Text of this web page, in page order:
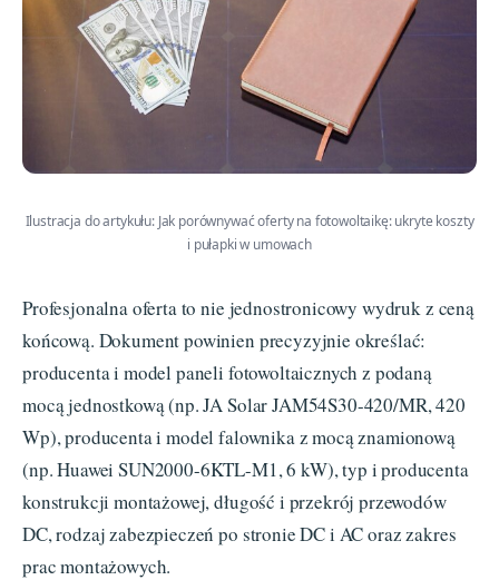
Ilustracja do artykułu: Jak porównywać oferty na fotowoltaikę: ukryte koszty
i pułapki w umowach
Profesjonalna oferta to nie jednostronicowy wydruk z ceną
końcową. Dokument powinien precyzyjnie określać:
producenta i model paneli fotowoltaicznych z podaną
mocą jednostkową (np. JA Solar JAM54S30-420/MR, 420
Wp), producenta i model falownika z mocą znamionową
(np. Huawei SUN2000-6KTL-M1, 6 kW), typ i producenta
konstrukcji montażowej, długość i przekrój przewodów
DC, rodzaj zabezpieczeń po stronie DC i AC oraz zakres
prac montażowych.